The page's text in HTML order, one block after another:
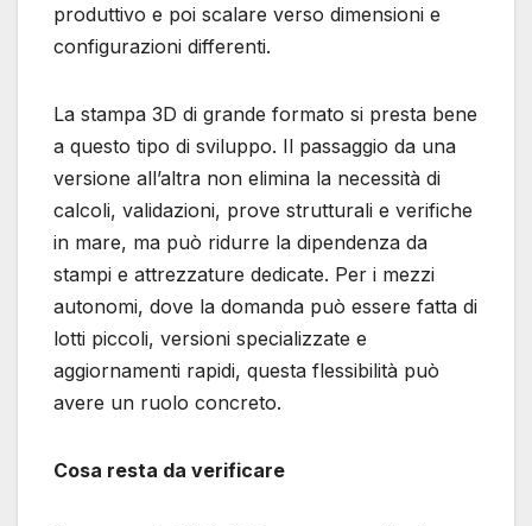
produttivo e poi scalare verso dimensioni e
configurazioni differenti.
La stampa 3D di grande formato si presta bene
a questo tipo di sviluppo. Il passaggio da una
versione all’altra non elimina la necessità di
calcoli, validazioni, prove strutturali e verifiche
in mare, ma può ridurre la dipendenza da
stampi e attrezzature dedicate. Per i mezzi
autonomi, dove la domanda può essere fatta di
lotti piccoli, versioni specializzate e
aggiornamenti rapidi, questa flessibilità può
avere un ruolo concreto.
Cosa resta da verificare